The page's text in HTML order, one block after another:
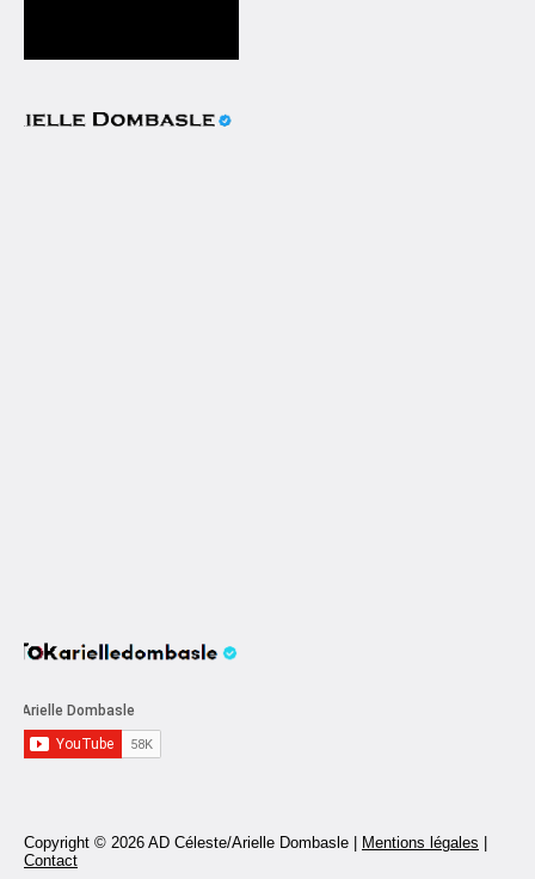
Copyright © 2026 AD Céleste/Arielle Dombasle | Mentions légales
Contact